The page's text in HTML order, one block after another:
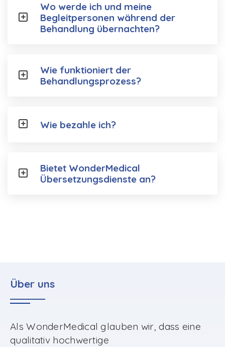
Wo werde ich und meine
Begleitpersonen während der
Behandlung übernachten?
Wie funktioniert der
Behandlungsprozess?
Wie bezahle ich?
Bietet WonderMedical
Übersetzungsdienste an?
Über uns
Als WonderMedical glauben wir, dass eine
qualitativ hochwertige